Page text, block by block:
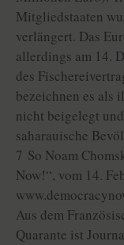
Mitgliedstaaten
verlängert. Das
allerdings am 14.
des
bezeichnen es als
nicht beigelegt
saharauische
7 So Noam
Now!“, vom 14.
Aus dem
Quarante ist